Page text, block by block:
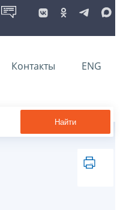
Контакты ENG
Найти